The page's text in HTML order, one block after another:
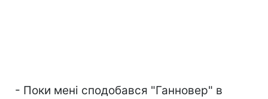
- Поки мені сподобався "Ганновер" в